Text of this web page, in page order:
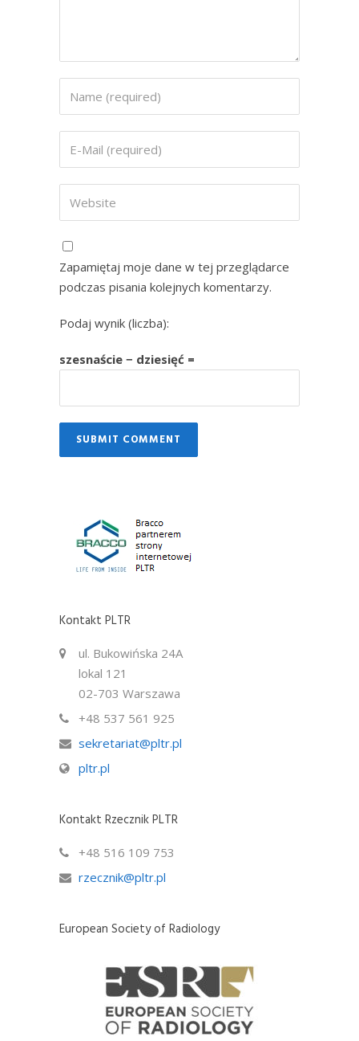
Zapamiętaj moje dane w tej przeglądarce
podczas pisania kolejnych komentarzy.
Podaj wynik (liczba):
szesnaście − dziesięć =
Kontakt PLTR
ul. Bukowińska 24A
lokal 121
02-703 Warszawa
+48 537 561 925
sekretariat@pltr.pl
pltr.pl
Kontakt Rzecznik PLTR
+48 516 109 753
rzecznik@pltr.pl
European Society of Radiology